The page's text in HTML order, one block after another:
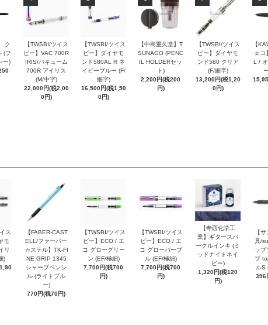
ク
(フ
ー)
【TWSBI/ツイス
ビー】VAC 700R
IRIS/バキューム
700R アイリス
(M/中字)
22,000円(税2,00
0円)
【TWSBI/ツイス
ビー】ダイヤモ
ンド580AL R ネ
イビーブルー (F/
細字)
16,500円(税1,50
0円)
【中島重久堂】T
SUNAGO (PENC
IL HOLDERセッ
ト)
2,200円(税200
円)
【TWSBI/ツイス
ビー】ダイヤモ
ンド580 クリア
(F/細字)
13,200円(税1,20
0円)
【
ェコ
L /
ス
モ
リ
)
【FABER-CAST
ELL/ファーバー
カステル】TK-FI
NE GRIP 1345
シャープペンシ
ル (ライトブル
ー)
770円(税70円)
【TWSBI/ツイス
ビー】ECO / エ
コ グローグリー
ン (EF/極細)
7,700円(税700
円)
【TWSBI/ツイス
ビー】ECO / エ
コ グローパープ
ル (EF/極細)
7,700円(税700
円)
【寺西化学工
業】ギタースパ
ークルインキ (ミ
ッドナイトネイ
ビー)
1,320円(税120
円)
【
具/
ップ
プ
ルS
396